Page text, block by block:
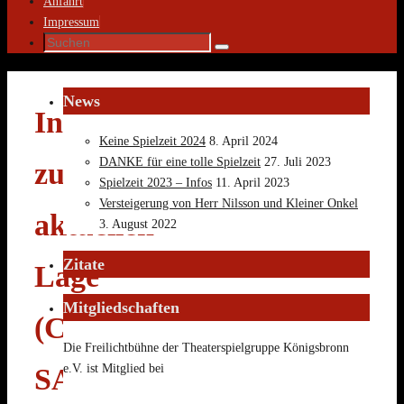
Impressum
Suche
Suchen
Information
zur
aktuellen
Lage
(Coronavirus
SARS-
News
Keine Spielzeit 2024 8. April 2024
DANKE für eine tolle Spielzeit 27. Juli 2023
Spielzeit 2023 – Infos 11. April 2023
Versteigerung von Herr Nilsson und Kleiner Onkel
3. August 2022
Zitate
Mitgliedschaften
Die Freilichtbühne der Theaterspielgruppe Königsbronn
e.V. ist Mitglied bei